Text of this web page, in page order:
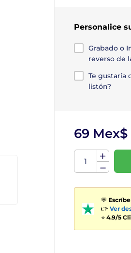
Personalice
Grabado o
reverso de
Te gustaría
listón?
69 Mex$
💬
👉 Ver
⭐ 4.9/5